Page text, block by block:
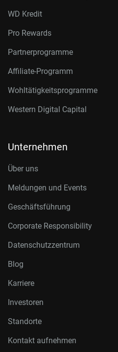
WD Kredit
Pro Rewards
Partnerprogramme
Affiliate-Programm
Wohltätigkeitsprogramme
Western Digital Capital
Unternehmen
Über uns
Meldungen und Events
Geschäftsführung
Corporate Responsibility
Datenschutzzentrum
Blog
Karriere
Investoren
Standorte
Kontakt aufnehmen